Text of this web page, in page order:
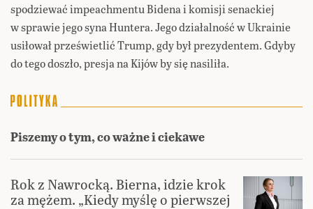
spodziewać impeachmentu Bidena i komisji senackiej
w sprawie jego syna Huntera. Jego działalność w Ukrainie
usiłował prześwietlić Trump, gdy był prezydentem. Gdyby
do tego doszło, presja na Kijów by się nasiliła.
Piszemy o tym, co ważne i ciekawe
Rok z Nawrocką. Bierna, idzie krok
za mężem. „Kiedy myślę o pierwszej